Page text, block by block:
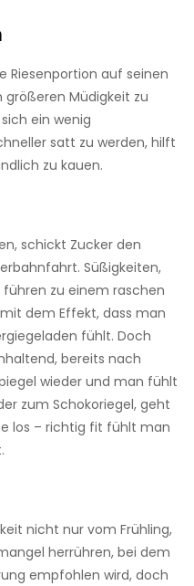
Riesenportion auf seinen
Müdigkeit zu
ein wenig
satt zu werden, hilft
zu kauen.
schickt Zucker den
Süßigkeiten,
zu einem raschen
dem Effekt, dass man
fühlt. Doch
bereits nach
wieder und man fühlt
zum Schokoriegel, geht
los – richtig fit fühlt man
nicht nur vom Frühling,
herrühren, bei dem
empfohlen wird, doch